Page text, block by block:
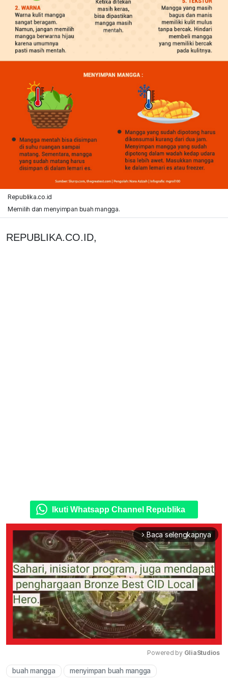
Republika.co.id
Memilih dan menyimpan buah mangga.
REPUBLIKA.CO.ID,
Ikuti Whatsapp Channel Republika
arrow_forward_ios Baca selengkapnya
Powered by GliaStudios
buah mangga menyimpan buah mangga